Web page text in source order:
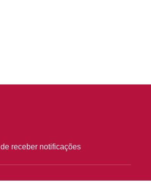
receber notificações